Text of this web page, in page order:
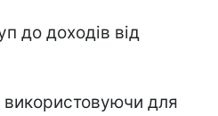
до доходів від
використовуючи для